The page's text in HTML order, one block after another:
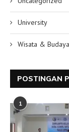
University
Wisata & Budaya
POSTINGAN
1